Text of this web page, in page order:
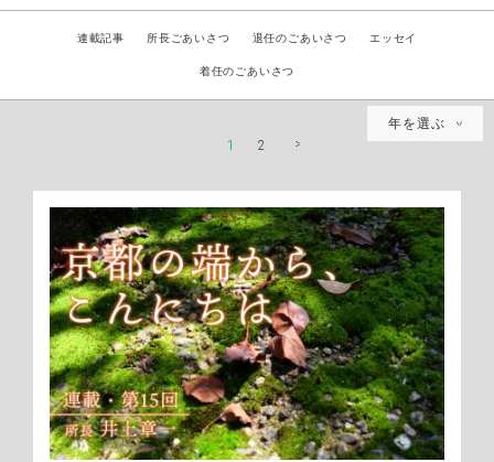
連載記事 所長ごあいさつ 退任のごあいさつ エッセイ
着任のごあいさつ
1 2
年を選ぶ